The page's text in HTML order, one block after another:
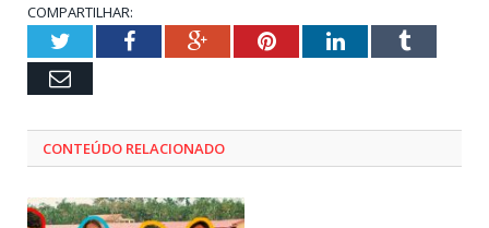
COMPARTILHAR:
TwitterFacebookGoogle+PinterestLinkedInTumblr
Email
CONTEÚDO RELACIONADO